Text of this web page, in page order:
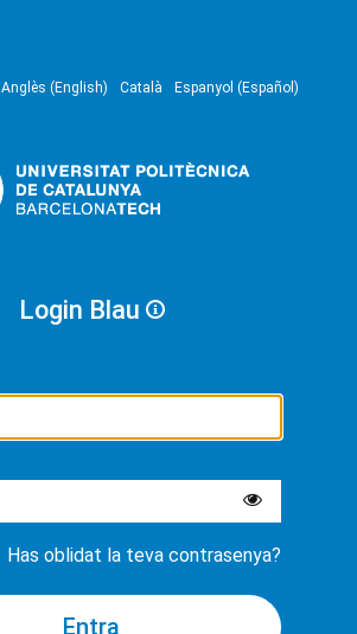
Anglès (English) Català Espanyol (Español)
Login Blau
Has oblidat la teva contrasenya?